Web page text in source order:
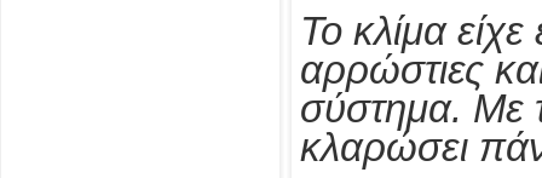
Το κλίμα είχε
αρρώστιες
σύστημα. Με
κλαρώσει